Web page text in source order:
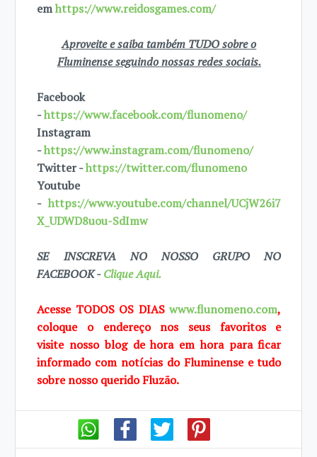
emhttps://www.reidosgames.com/
Aproveite e saiba também TUDO sobre o
Fluminense seguindo nossas redes sociais.
Facebook
-https://www.facebook.com/flunomeno/
Instagram
-https://www.instagram.com/flunomeno/
Twitter -https://twitter.com/flunomeno
Youtube
-https://www.youtube.com/channel/UCjW26i7
X_UDWD8uou-SdImw
SE INSCREVA NO NOSSO GRUPO NO
FACEBOOK -Clique Aqui.
Acesse TODOS OS DIASwww.flunomeno.com,
coloque o endereço nos seus favoritos e
visite nosso blog de hora em hora para ficar
informado com notícias do Fluminense e tudo
sobrenosso querido Fluzão.